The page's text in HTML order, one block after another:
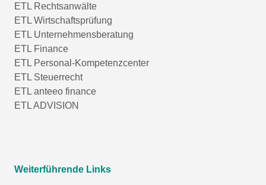
ETL Rechtsanwälte
ETL Wirtschaftsprüfung
ETL Unternehmensberatung
ETL Finance
ETL Personal-Kompetenzcenter
ETL Steuerrecht
ETL anteeo finance
ETL ADVISION
Weiterführende Links